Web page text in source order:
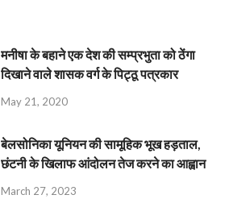
मनीषा के बहाने एक देश की सम्प्रभुता को ठेंगा
दिखाने वाले शासक वर्ग के पिट्ठू पत्रकार
May 21, 2020
बेलसोनिका यूनियन की सामूहिक भूख हड़ताल,
छंटनी के खिलाफ आंदोलन तेज करने का आह्वान
March 27, 2023